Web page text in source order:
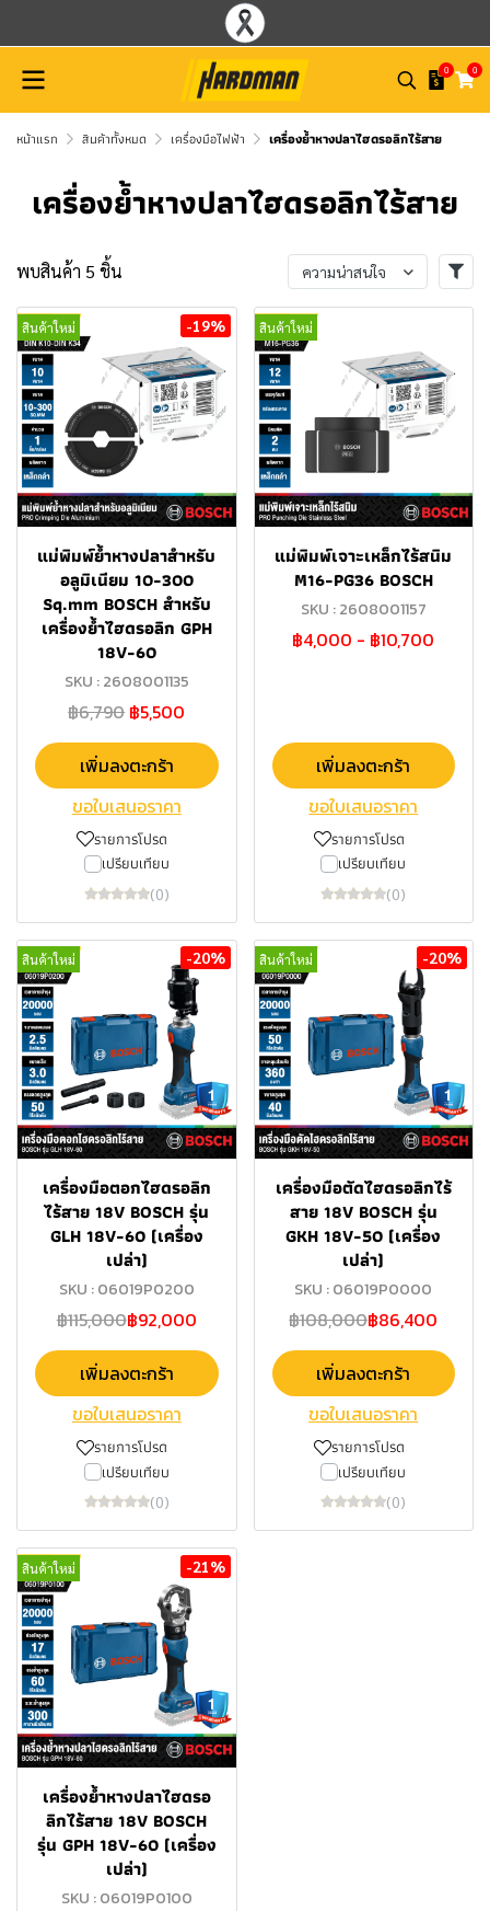
0 0
หน้าแรก สินค้าทั้งหมด เครื่องมือไฟฟ้า เครื่องย้ำหางปลาไฮดรอลิกไร้สาย
เครื่องย้ำหางปลาไฮดรอลิกไร้สาย
พบสินค้า 5 ชิ้น ความน่าสนใจ
สินค้าใหม่ -19%
แม่พิมพ์ย้ำหางปลาสำหรับ
อลูมิเนียม 10-300
Sq.mm BOSCH สำหรับ
เครื่องย้ำไฮดรอลิก GPH
18V-60
SKU : 2608001135
฿6,790฿5,500
เพิ่มลงตะกร้า
ขอใบเสนอราคา
รายการโปรด
เปรียบเทียบ
(0)
สินค้าใหม่
แม่พิมพ์เจาะเหล็กไร้สนิม
M16-PG36 BOSCH
SKU : 2608001157
฿4,000 - ฿10,700
เพิ่มลงตะกร้า
ขอใบเสนอราคา
รายการโปรด
เปรียบเทียบ
(0)
สินค้าใหม่ -20%
เครื่องมือตอกไฮดรอลิก
ไร้สาย 18V BOSCH รุ่น
GLH 18V-60 (เครื่อง
เปล่า)
SKU : 06019P0200
฿115,000฿92,000
เพิ่มลงตะกร้า
ขอใบเสนอราคา
รายการโปรด
เปรียบเทียบ
(0)
สินค้าใหม่ -20%
เครื่องมือตัดไฮดรอลิกไร้
สาย 18V BOSCH รุ่น
GKH 18V-50 (เครื่อง
เปล่า)
SKU : 06019P0000
฿108,000฿86,400
เพิ่มลงตะกร้า
ขอใบเสนอราคา
รายการโปรด
เปรียบเทียบ
(0)
สินค้าใหม่ -21%
เครื่องย้ำหางปลาไฮดรอ
ลิกไร้สาย 18V BOSCH
รุ่น GPH 18V-60 (เครื่อง
เปล่า)
SKU : 06019P0100